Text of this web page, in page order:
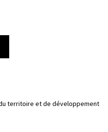
territoire et de développement